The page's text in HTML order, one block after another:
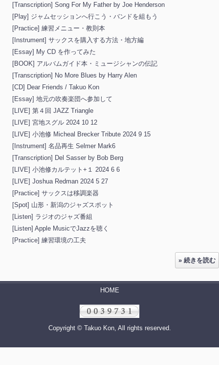
[Transcription] Song For My Father by Joe Henderson
[Play] ジャムセッションへ行こう・バンドを組もう
[Practice] 練習メニュー・教則本
[Instrument] サックスを購入する方法・地方編
[Essay] My CD を作ってみた
[BOOK] アルバムガイド本・ミュージシャンの伝記
[Transcription] No More Blues by Harry Alen
[CD] Dear Friends / Takuo Kon
[Essay] 地元の吹奏楽団へ参加して
[LIVE] 第４回 JAZZ Triangle
[LIVE] 宮地スグル 2024 10 12
[LIVE] 小池修 Micheal Brecker Tribute 2024 9 15
[Instrument] 名品再生 Selmer Mark6
[Transcription] Del Sasser by Bob Berg
[LIVE] 小池修カルテット+１ 2024 6 6
[LIVE] Joshua Redman 2024 5 27
[Practice] サックスは移調楽器
[Spot] 山形・新潟のジャズスポット
[Listen] ラジオのジャズ番組
[Listen] Apple MusicでJazzを聴く
[Practice] 練習環境の工夫
» 続きを読む
HOME
Copyright © Takuo Kon, All rights reserved.